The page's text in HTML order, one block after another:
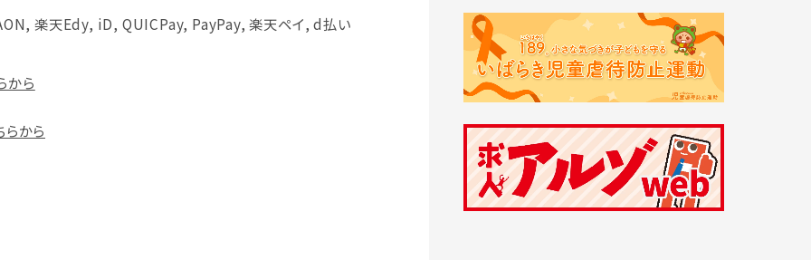
楽天Edy, iD, QUICPay, PayPay, 楽天ペイ, d払い
から
から